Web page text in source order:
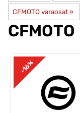
CFMOTO varaosat ‪»
CFMOTO
-16%